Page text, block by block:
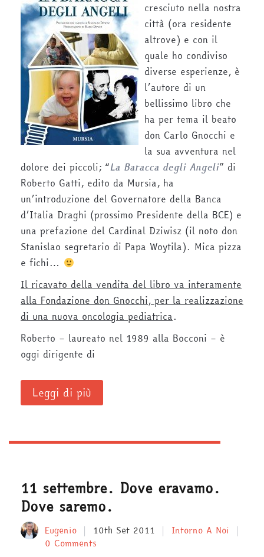
cresciuto nella nostra
città (ora residente
altrove) e con il
quale ho condiviso
diverse esperienze, è
l’autore di un
bellissimo libro che
ha per tema il beato
don Carlo Gnocchi e
la sua avventura nel
dolore dei piccoli; “La Baracca degli Angeli” di
Roberto Gatti, edito da Mursia, ha
un’introduzione del Governatore della Banca
d’Italia Draghi (prossimo Presidente della BCE) e
una prefazione del Cardinal Dziwisz (il noto don
Stanislao segretario di Papa Woytila). Mica pizza
e fichi…
Il ricavato della vendita del libro va interamente
alla Fondazione don Gnocchi, per la realizzazione
di una nuova oncologia pediatrica.
Roberto – laureato nel 1989 alla Bocconi – è
oggi dirigente di
Leggi di più
11 settembre. Dove eravamo.
Dove saremo.
Eugenio 10th Set 2011
Intorno A Noi
0 Comments